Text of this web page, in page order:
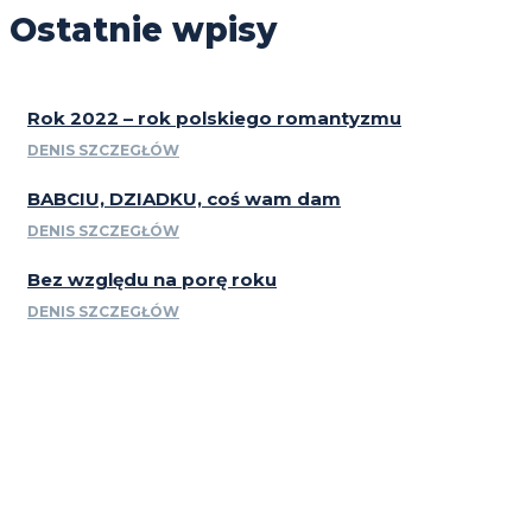
Ostatnie wpisy
Rok 2022 – rok polskiego romantyzmu
DENIS SZCZEGŁÓW
BABCIU, DZIADKU, coś wam dam
DENIS SZCZEGŁÓW
Bez względu na porę roku
DENIS SZCZEGŁÓW